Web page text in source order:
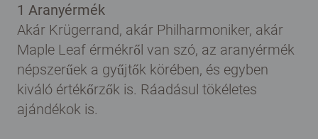
1 Aranyérmék
Akár Krügerrand, akár Philharmoniker, akár
Maple Leaf érmékről van szó, az aranyérmék
népszerűek a gyűjtők körében, és egyben
kiváló értékőrzők is. Ráadásul tökéletes
ajándékok is.